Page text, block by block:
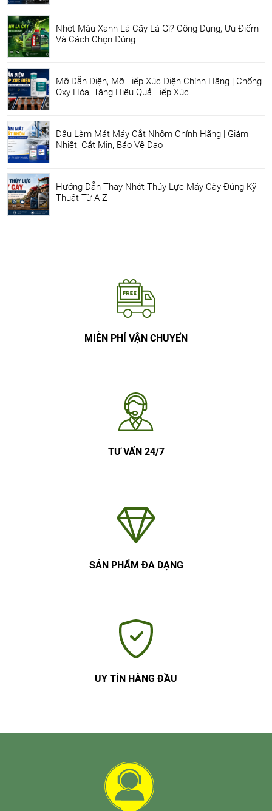
Nhớt Màu Xanh Lá Cây Là Gì? Công Dụng, Ưu Điểm
Và Cách Chọn Đúng
Mỡ Dẫn Điện, Mỡ Tiếp Xúc Điện Chính Hãng | Chống
Oxy Hóa, Tăng Hiệu Quả Tiếp Xúc
Dầu Làm Mát Máy Cắt Nhôm Chính Hãng | Giảm
Nhiệt, Cắt Mịn, Bảo Vệ Dao
Hướng Dẫn Thay Nhớt Thủy Lực Máy Cày Đúng Kỹ
Thuật Từ A-Z
MIỄN PHÍ VẬN CHUYỂN
TƯ VẤN 24/7
SẢN PHẨM ĐA DẠNG
UY TÍN HÀNG ĐẦU